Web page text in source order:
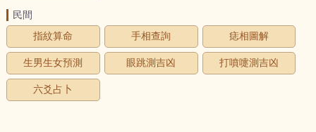
民間
指紋算命
手相查詢 痣相圖解
生男生女預測 眼跳測吉凶 打噴嚏測吉凶
六爻占卜